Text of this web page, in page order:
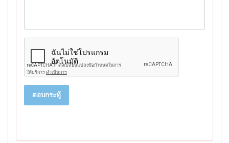
ตอบกระทู้